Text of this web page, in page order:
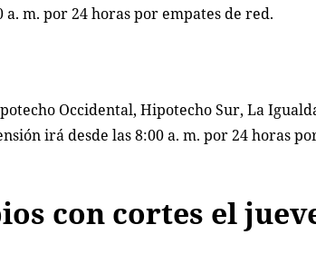
a. m. por 24 horas por empates de red.
Occidental, Hipotecho Sur, La
irá desde las 8:00 a. m. por 24 horas
con cortes el